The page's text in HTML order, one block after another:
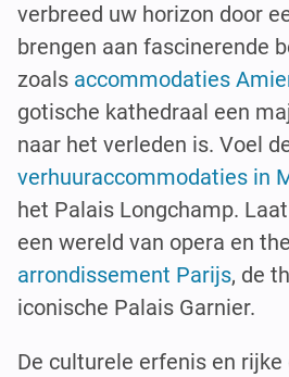
verbreed uw horizon door
brengen aan fascinerende
zoals accommodaties
gotische kathedraal een
naar het verleden is. Voel
verhuuraccommodaties in
het Palais Longchamp.
een wereld van opera en
arrondissement Parijs, de
iconische Palais Garnier.
De culturele erfenis en